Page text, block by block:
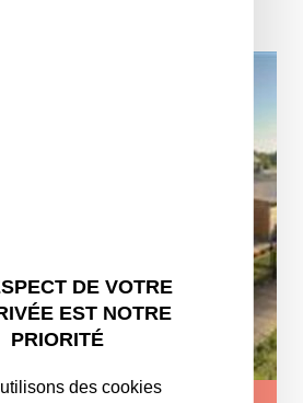
DE VOTRE
EST NOTRE
PRIORITÉ
des cookies